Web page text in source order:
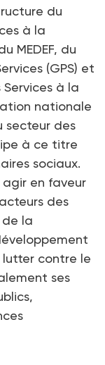
du
à la
MEDEF, du
(GPS) et
à la
nationale
secteur des
à ce titre
sociaux.
agir en faveur
des
de la
lutter contre le
ses